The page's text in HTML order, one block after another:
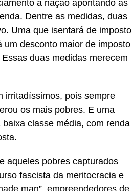
à nação apontando as
Dentre as medidas, duas
Uma que isentará de imposto
desconto maior de imposto
duas medidas merecem
irritadíssimos, pois sempre
os mais pobres. E uma
classe média, com renda
aqueles pobres capturados
fascista da meritocracia e
man”, empreendedores de